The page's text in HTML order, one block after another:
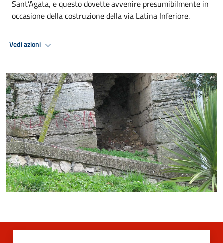
Sant’Agata, e questo dovette avvenire presumibilmente in
occasione della costruzione della via Latina Inferiore.
Vedi azioni